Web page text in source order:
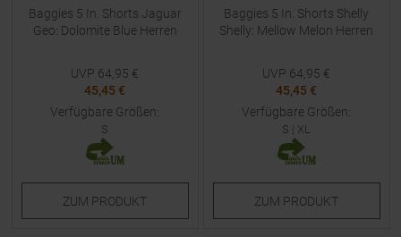
Baggies 5 In. Shorts Jaguar
Geo: Dolomite Blue Herren
UVP 64,95 €
45,45 €
Verfügbare Größen:
S
ZUM PRODUKT
Baggies 5 In. Shorts Shelly
Shelly: Mellow Melon Herren
UVP 64,95 €
45,45 €
Verfügbare Größen:
S | XL
ZUM PRODUKT